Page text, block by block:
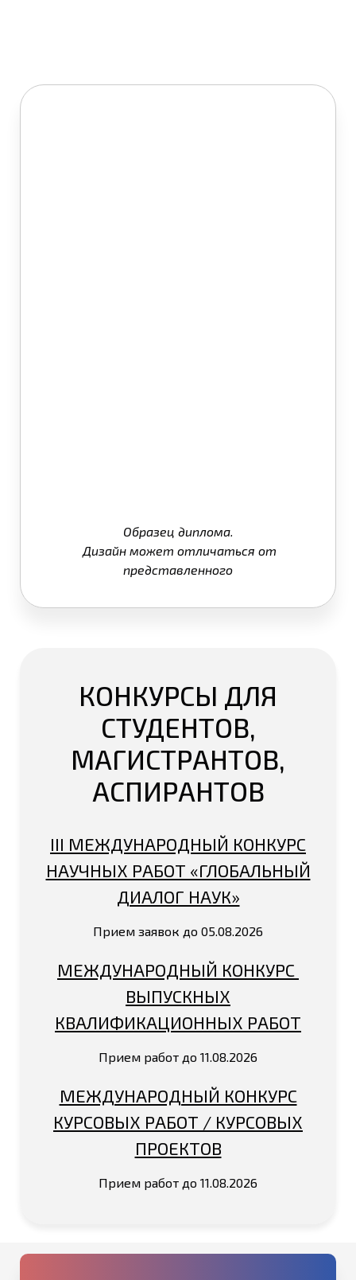
Образец диплома.
Дизайн может отличаться от
представленного
КОНКУРСЫ ДЛЯ
СТУДЕНТОВ,
МАГИСТРАНТОВ,
АСПИРАНТОВ
III МЕЖДУНАРОДНЫЙ КОНКУРС
НАУЧНЫХ РАБОТ «ГЛОБАЛЬНЫЙ
ДИАЛОГ НАУК»
Прием заявок до 05.08.2026
МЕЖДУНАРОДНЫЙ КОНКУРС
ВЫПУСКНЫХ
КВАЛИФИКАЦИОННЫХ РАБОТ
Прием работ до 11.08.2026
МЕЖДУНАРОДНЫЙ КОНКУРС
КУРСОВЫХ РАБОТ / КУРСОВЫХ
ПРОЕКТОВ
Прием работ до 11.08.2026